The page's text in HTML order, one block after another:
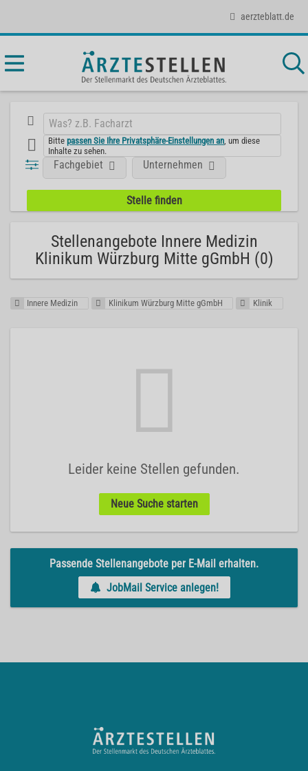
aerzteblatt.de
Bittepassen Sie Ihre Privatsphäre-Einstellungen an , um diese
Inhalte zu sehen.
Fachgebiet Unternehmen
Stellenangebote Innere Medizin
Klinikum Würzburg Mitte gGmbH (0)
Innere Medizin Klinikum Würzburg Mitte gGmbH Klinik
Leider keine Stellen gefunden.
Neue Suche starten
Passende Stellenangebote per E-Mail erhalten.
JobMail Service anlegen!